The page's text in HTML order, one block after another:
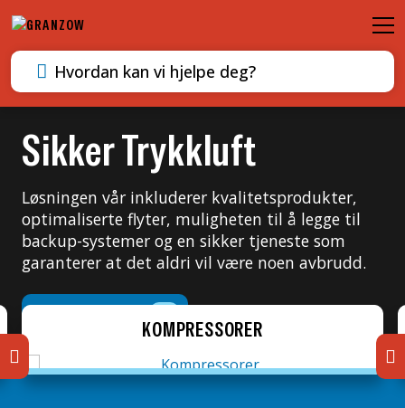
Søk etter innhold
Sikker Trykkluft
Løsningen vår inkluderer kvalitetsprodukter,
optimaliserte flyter, muligheten til å legge til
backup-systemer og en sikker tjeneste som
garanterer at det aldri vil være noen avbrudd.
KOMPRESSORER